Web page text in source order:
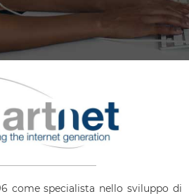
come specialista nello sviluppo di